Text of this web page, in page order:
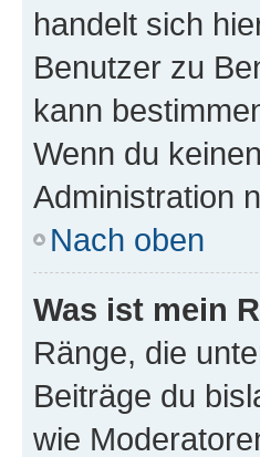
handelt sich
Benutzer zu
kann
Wenn du
Administration
Nach oben
Was ist mein
Ränge, die
Beiträge du
wie